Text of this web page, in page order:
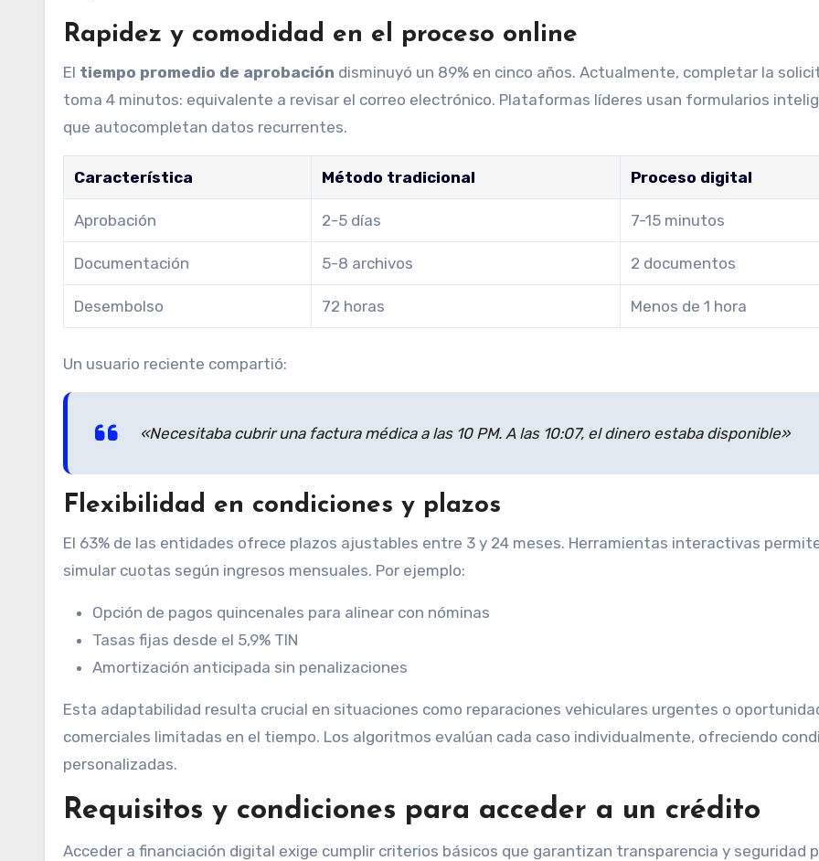
Rapidez y comodidad en el proceso online
El tiempo promedio de aprobación disminuyó un 89% en cinco años. Actualmente, completar la
toma 4 minutos: equivalente a revisar el correo electrónico. Plataformas líderes usan formularios
que autocompletan datos recurrentes.
Característica Método tradicional Proceso digital
Aprobación 2-5 días 7-15 minutos
Documentación 5-8 archivos 2 documentos
Desembolso 72 horas Menos de 1 hora
Un usuario reciente compartió:
«Necesitaba cubrir una factura médica a las 10 PM. A las 10:07, el dinero estaba disponible»
Flexibilidad en condiciones y plazos
El 63% de las entidades ofrece plazos ajustables entre 3 y 24 meses. Herramientas interactivas
simular cuotas según ingresos mensuales. Por ejemplo:
Opción de pagos quincenales para alinear con nóminas
Tasas fijas desde el 5,9% TIN
Amortización anticipada sin penalizaciones
Esta adaptabilidad resulta crucial en situaciones como reparaciones vehiculares urgentes o
comerciales limitadas en el tiempo. Los algoritmos evalúan cada caso individualmente, ofreciendo
personalizadas.
Requisitos y condiciones para acceder a un crédito
Acceder a financiación digital exige cumplir criterios básicos que garantizan transparencia y seguridad